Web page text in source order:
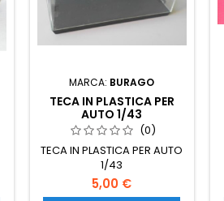
MARCA: BURAGO
TECA IN PLASTICA PER
AUTO 1/43
(0)
TECA IN PLASTICA PER AUTO
1/43
5,00 €